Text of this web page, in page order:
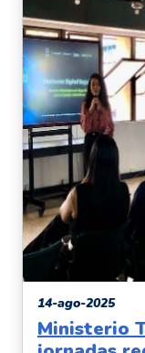
14-ago-2025
Ministerio